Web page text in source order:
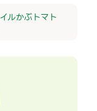
ルかぶトマト